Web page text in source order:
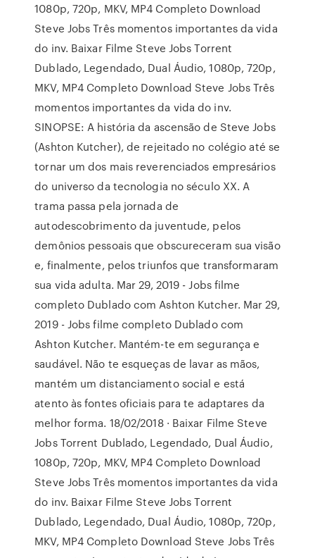
1080p, 720p, MKV, MP4 Completo Download
Steve Jobs Três momentos importantes da vida
do inv. Baixar Filme Steve Jobs Torrent
Dublado, Legendado, Dual Áudio, 1080p, 720p,
MKV, MP4 Completo Download Steve Jobs Três
momentos importantes da vida do inv.
SINOPSE: A história da ascensão de Steve Jobs
(Ashton Kutcher), de rejeitado no colégio até se
tornar um dos mais reverenciados empresários
do universo da tecnologia no século XX. A
trama passa pela jornada de
autodescobrimento da juventude, pelos
demônios pessoais que obscureceram sua visão
e, finalmente, pelos triunfos que transformaram
sua vida adulta. Mar 29, 2019 - Jobs filme
completo Dublado com Ashton Kutcher. Mar 29,
2019 - Jobs filme completo Dublado com
Ashton Kutcher. Mantém-te em segurança e
saudável. Não te esqueças de lavar as mãos,
mantém um distanciamento social e está
atento às fontes oficiais para te adaptares da
melhor forma. 18/02/2018 · Baixar Filme Steve
Jobs Torrent Dublado, Legendado, Dual Áudio,
1080p, 720p, MKV, MP4 Completo Download
Steve Jobs Três momentos importantes da vida
do inv. Baixar Filme Steve Jobs Torrent
Dublado, Legendado, Dual Áudio, 1080p, 720p,
MKV, MP4 Completo Download Steve Jobs Três